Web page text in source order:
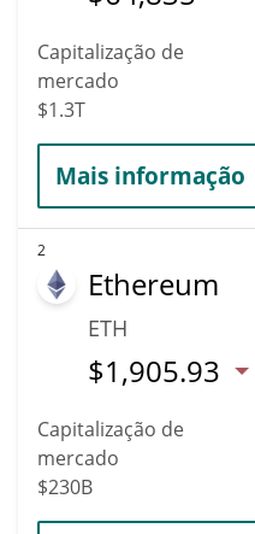
Capitalização de
mercado
$1.3T
Mais informação
2
Ethereum
ETH
$1,905.93
Capitalização de
mercado
$230B